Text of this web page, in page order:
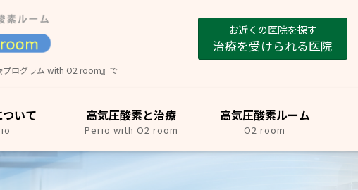
プログラム with O2 room』で
お近くの医院を探す
治療を受けられる医院
いて 高気圧酸素と治療
Perio with O2 room
高気圧酸素ルーム
O2 room